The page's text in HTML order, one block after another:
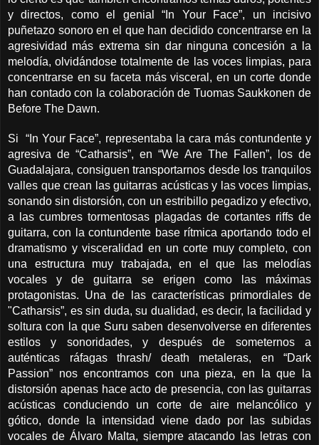
y directos, como el genial “In Your Face”, un incisivo
puñetazo sonoro en el que han decidido concentrarse en la
agresividad más extrema sin dar ninguna concesión a la
melodía, olvidándose totalmente de las voces limpias, para
concentrarse en su faceta más visceral, en un corte donde
han contado con la colaboración de Tuomas Saukkonen de
Before The Dawn.
Si “In Your Face”, representaba la cara más contundente y
agresiva de “Catharsis”, en “We Are The Fallen”, los de
Guadalajara, consiguen transportarnos desde los tranquilos
valles que crean las guitarras acústicas y las voces limpias,
sonando sin distorsión, con un estribillo pegadizo y efectivo,
a las cumbres tormentosas plagadas de cortantes riffs de
guitarra, con la contundente base rítmica aportando todo el
dramatismo y visceralidad en un corte muy completo, con
una estructura muy trabajada, en el que las melodías
vocales y de guitarra se erigen como las máximas
protagonistas. Una de las características primordiales de
"Catharsis”, es sin duda, su dualidad, es decir, la facilidad y
soltura con la que Suru saben desenvolverse en diferentes
estilos y sonoridades, y después de someternos a
auténticas ráfagas thrash/ death metaleras, en “Dark
Passion” nos encontramos con una pieza, en la que la
distorsión apenas hace acto de presencia, con las guitarras
acústicas conduciendo un corte de aire melancólico y
gótico, donde la intensidad viene dado por las subidas
vocales de Álvaro Malta, siempre atacando las letras con